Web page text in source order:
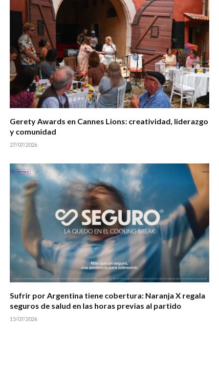
Gerety Awards en Cannes Lions: creatividad, liderazgo
y comunidad
27/07/2026
Sufrir por Argentina tiene cobertura: Naranja X regala
seguros de salud en las horas previas al partido
15/07/2026